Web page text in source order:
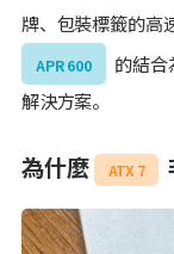
牌、包裝標籤的高
APR 600
的結合
解決方案。
為什麼 ATX 7